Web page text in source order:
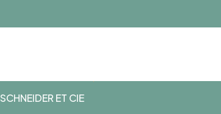
SCHNEIDER ET CIE